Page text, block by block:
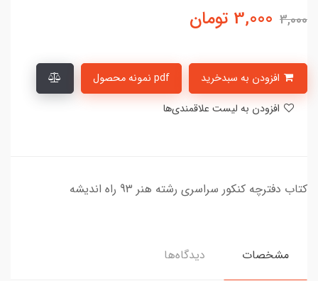
3,000
3,000 تومان
pdf نمونه محصول
کتاب دفترچه کنکور سراسری رشته هنر 93 راه اندیشه
مشخصات دیدگاه‌ها